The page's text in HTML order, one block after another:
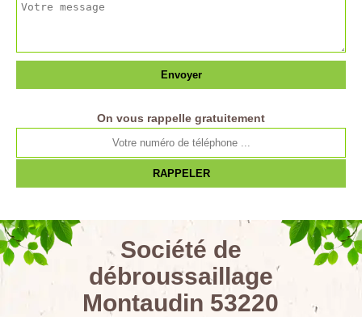
On vous rappelle gratuitement
Société de
débroussaillage
Montaudin 53220